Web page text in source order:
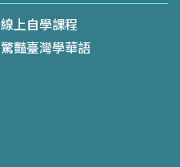
線上自學課程
驚豔臺灣學華語